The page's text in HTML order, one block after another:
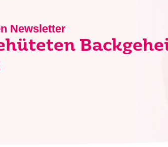
Newsletter